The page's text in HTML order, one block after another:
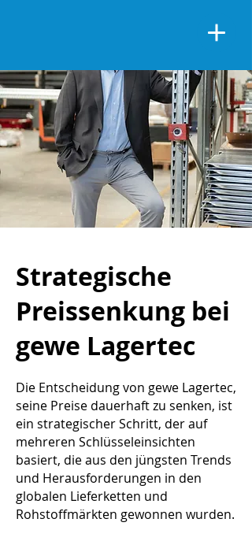
Strategische
Preissenkung bei
gewe Lagertec
Die Entscheidung von gewe Lagertec,
seine Preise dauerhaft zu senken, ist
ein strategischer Schritt, der auf
mehreren Schlüsseleinsichten
basiert, die aus den jüngsten Trends
und Herausforderungen in den
globalen Lieferketten und
Rohstoffmärkten gewonnen wurden.